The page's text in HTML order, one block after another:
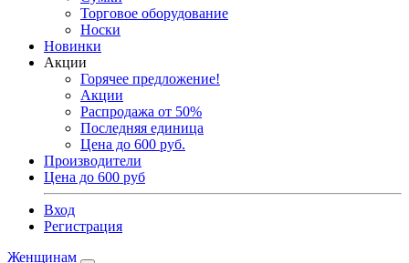
Торговое оборудование
Носки
Новинки
Акции
Горячее предложение!
Акции
Распродажа от 50%
Последняя единица
Цена до 600 руб.
Производители
Цена до 600 руб
Вход
Регистрация
Женщинам